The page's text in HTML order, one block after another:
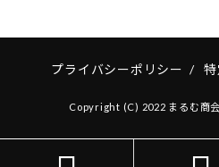
プライバシーポリシー /
Copyright (C) 2022 まるむ